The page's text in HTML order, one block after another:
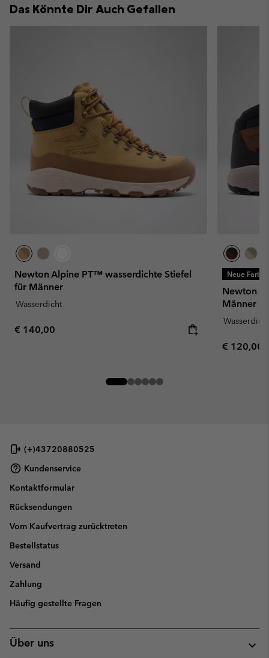
Das Könnte Dir Auch Gefallen
Newton Alpine PT™ wasserdichte Stiefel
für Männer
Wasserdicht
Regular price:
€ 140,00
Neue
Newton
Männer
Wasserdicht
Regular
€ 120,00
(+)43720880525
Kundenservice
Kontaktformular
Rücksendungen
Vom Kaufvertrag zurücktreten
Bestellstatus
Versand
Zahlung
Häufig gestellte Fragen
Über uns